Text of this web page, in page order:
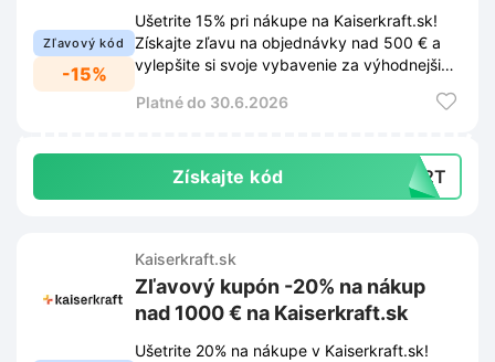
Zľavový kód
-15%
Ušetrite 15% pri nákupe na Kaiserkraft.sk!
Získajte zľavu na objednávky nad 500 € a
vylepšite si svoje vybavenie za výhodnejšie
Platné do 30.6.2026
Získajte kód KQ2T
Kaiserkraft.sk
Zľavový kupón -20% na nákup
nad 1000 € na Kaiserkraft.sk
Ušetrite 20% na nákupe v Kaiserkraft.sk!